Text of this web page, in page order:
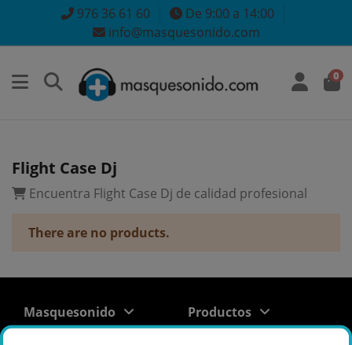
976 36 61 60
De 9:00 a 14:00
info@masquesonido.com
0
Flight Case Dj
Encuentra Flight Case Dj de calidad profesional
There are no products.
Masquesonido Productos